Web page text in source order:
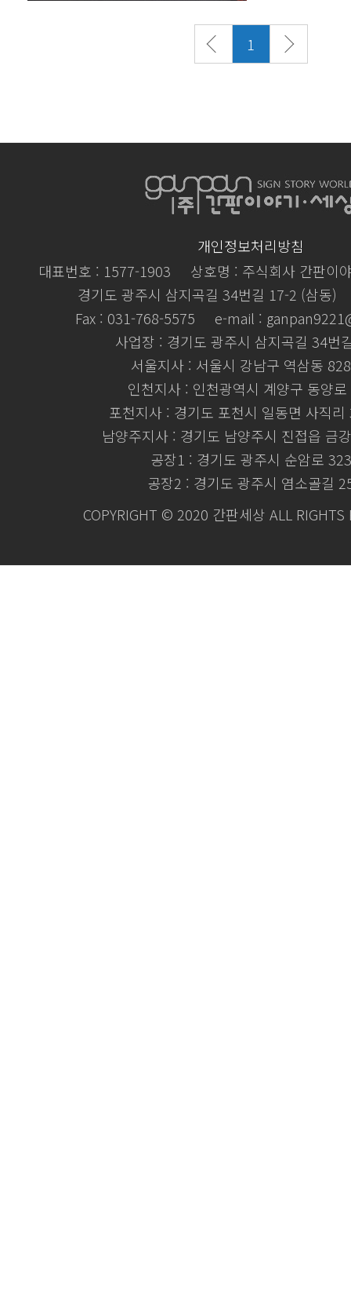
1
개인정보처리방침
대표번호 : 1577-1903
상호명 : 주식회사 간판이
경기도 광주시 삼지곡길 34번길 17-2 (삼동)
Fax : 031-768-5575
e-mail :
사업장 : 경기도 광주시 삼지곡길 34번
서울지사 : 서울시 강남구 역삼동
인천지사 : 인천광역시 계양구 동양
포천지사 : 경기도 포천시 일동면 사직
남양주지사 : 경기도 남양주시 진접읍 금
공장1 : 경기도 광주시 순암로 323
공장2 : 경기도 광주시 염소골길
COPYRIGHT © 2020 간판세상 ALL RIGHTS